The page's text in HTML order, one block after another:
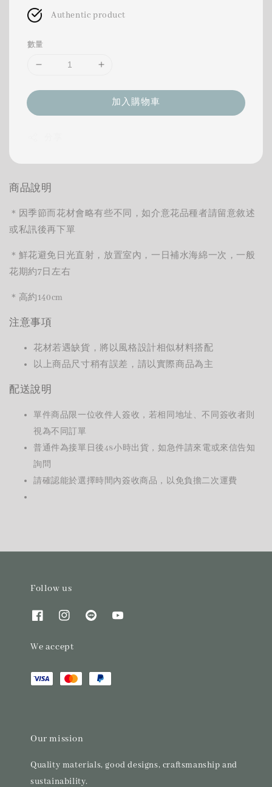
Authentic product
數量
加入購物車
商品說明
＊因季節而花材會略有些不同，如介意花品種者請留意敘述
或私訊後再下單
＊鮮花避免日光直射，放置室內，一日補水海綿一次，一般
花期約7日左右
＊ 高約140cm
注意事項
花材若遇缺貨，將以風格設計相似材料搭配
以上商品尺寸稍有誤差，請以實際商品為主
配送說明
單件商品限一位收件人簽收，若相同地址、不同簽收者則
視為不同訂單
普通件為接單日後48小時出貨，如急件請來電或來信告知
詢問
請確認能於選擇時間內簽收商品，以免負擔二次運費
Follow us
We accept
Our mission
Quality materials, good designs, craftsmanship and
sustainability.